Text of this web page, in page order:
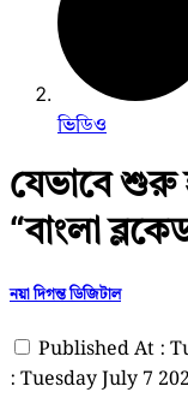
ভিডিও
যেভাবে শুরু
“বাংলা
নয়া দিগন্ত ডিজিটাল
Published At :
: Tuesday July 7